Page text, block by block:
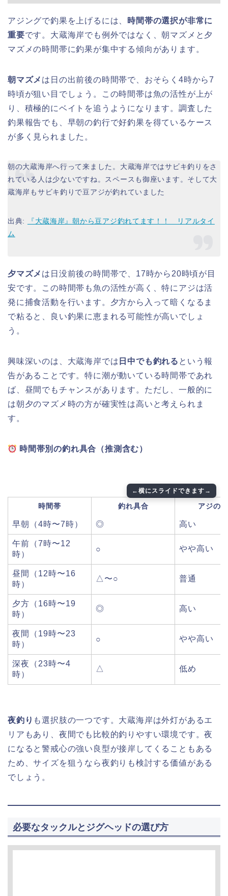
アジングで釣果を上げるには、
時間帯の選択が非常に
重要です。大蔵海岸でも例外ではなく、朝マズメと夕
マズメの時間帯に釣果が集中する傾向があります。
朝マズメ は日の出前後の時間帯で、おそらく4時から7
時頃が狙い目でしょう。この時間帯は魚の活性が上が
り、積極的にベイトを追うようになります。調査した
釣果報告でも、早朝の釣行で好釣果を得ているケース
が多く見られました。
朝の大蔵海岸へ行って来ました。大蔵海岸ではサビキ釣りをさ
れている人は少ないですね。スペースも御座います。そして大
蔵海岸もサビキ釣りで豆アジが釣れていました
出典:
『大蔵海岸』朝から豆アジ釣れてます！！ リアルタイ
ム
夕マズメ は日没前後の時間帯で、17時から20時頃が目
安です。この時間帯も魚の活性が高く、特にアジは活
発に捕食活動を行います。夕方から入って暗くなるま
で粘ると、良い釣果に恵まれる可能性が高いでしょ
う。
興味深いのは、大蔵海岸では 日中でも釣れる という報
告があることです。特に潮が動いている時間帯であれ
ば、昼間でもチャンスがあります。ただし、一般的に
は朝夕のマズメ時の方が確実性は高いと考えられま
す。
時間帯別の釣れ具合（推測含む）
時間帯 釣れ具合 アジの
早朝（4時〜7時） ◎ 高い
午前（7時〜12
時）
○ やや高い
昼間（12時〜16
時）
△〜○ 普通
夕方（16時〜19
時）
◎ 高い
夜間（19時〜23
時）
○ やや高い
深夜（23時〜4
時）
△ 低め
夜釣り も選択肢の一つです。大蔵海岸は外灯があるエ
リアもあり、夜間でも比較的釣りやすい環境です。夜
になると警戒心の強い良型が接岸してくることもある
ため、サイズを狙うなら夜釣りも検討する価値がある
でしょう。
必要なタックルとジグヘッドの選び方